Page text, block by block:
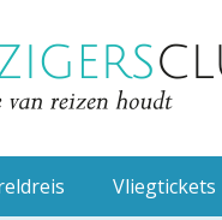
Vliegtickets